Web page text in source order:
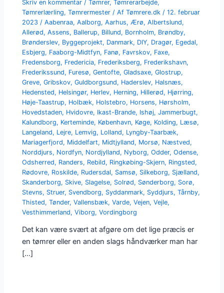
Skriv en kommentar /Tømrer,Tømrerarbejde,
Tømrerlærling,Tømrermester / AfTømrere.dk /12. februar
2023 /Aabenraa,Aalborg,Aarhus, Ærø,Albertslund,
Allerød,Assens, Ballerup, Billund, Bornholm, Brøndby,
Brønderslev, Byggeprojekt, Danmark, DIY, Dragør, Egedal,
Esbjerg, Faaborg-Midtfyn, Fanø, Favrskov, Faxe,
Fredensborg, Fredericia, Frederiksberg, Frederikshavn,
Frederikssund, Furesø,Gentofte,Gladsaxe,Glostrup,
Greve,Gribskov,Guldborgsund, Haderslev, Halsnæs,
Hedensted, Helsingør, Herlev, Herning, Hillerød, Hjørring,
Høje-Taastrup, Holbæk, Holstebro, Horsens, Hørsholm,
Hovedstaden, Hvidovre, Ikast-Brande, Ishøj,Jammerbugt,
Kalundborg, Kerteminde, København, Køge, Kolding, Læsø,
Langeland, Lejre, Lemvig, Lolland, Lyngby-Taarbæk,
Mariagerfjord, Middelfart, Midtjylland, Morsø, Næstved,
Norddjurs, Nordfyn, Nordjylland, Nyborg,Odder,Odense,
Odsherred, Randers, Rebild, Ringkøbing-Skjern, Ringsted,
Rødovre, Roskilde, Rudersdal, Samsø, Silkeborg, Sjælland,
Skanderborg, Skive, Slagelse, Solrød, Sønderborg, Sorø,
Stevns, Struer, Svendborg, Syddanmark, Syddjurs,Tårnby,
Thisted,Tønder,Vallensbæk,Varde,Vejen,Vejle,
Vesthimmerland,Viborg,Vordingborg
Det kan være svært at afgøre om det lige præcis er
en tømrer eller en anden slags håndværker man har
[…]